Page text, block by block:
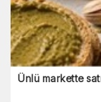
Ünlü markette